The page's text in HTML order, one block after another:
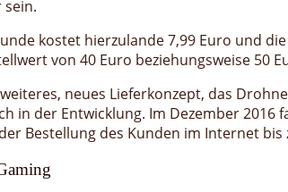
sein.
kostet hierzulande 7,99 Euro und
von 40 Euro beziehungsweise 50
neues Lieferkonzept, das
in der Entwicklung. Im Dezember
Bestellung des Kunden im Internet